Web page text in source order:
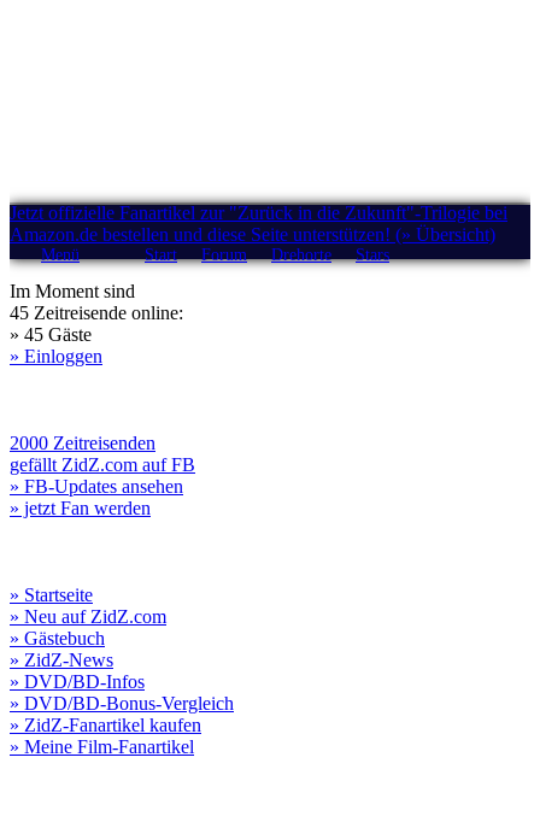
Jetzt offizielle Fanartikel zur "Zurück in die Zukunft"-Trilogie bei
Amazon.de bestellen und diese Seite unterstützen! (» Übersicht)
Menü Start Forum Drehorte Stars
Im Moment sind
45 Zeitreisende online:
» 45 Gäste
» Einloggen
2000 Zeitreisenden
gefällt ZidZ.com auf FB
» FB-Updates ansehen
» jetzt Fan werden
» Startseite
» Neu auf ZidZ.com
» Gästebuch
» ZidZ-News
» DVD/BD-Infos
» DVD/BD-Bonus-Vergleich
» ZidZ-Fanartikel kaufen
» Meine Film-Fanartikel